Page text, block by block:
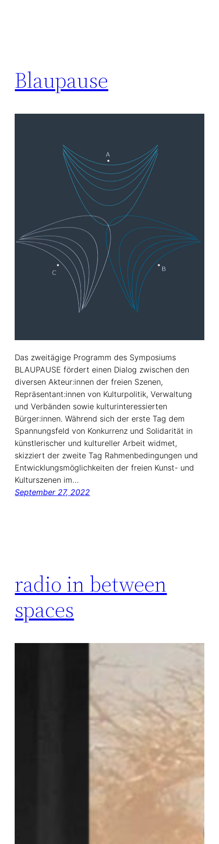
Blau­pause
Das zweitägige Programm des Symposiums
BLAUPAUSE fördert einen Dialog zwischen den
diversen Akteur:innen der freien Szenen,
Repräsentant:innen von Kulturpolitik, Verwaltung
und Verbänden sowie kulturinteressierten
Bürger:innen. Während sich der erste Tag dem
Spannungsfeld von Konkurrenz und Solidarität in
künstlerischer und kultureller Arbeit widmet,
skizziert der zweite Tag Rahmenbedingungen und
Entwicklungsmöglichkeiten der freien Kunst- und
Kulturszenen im…
September 27, 2022
radio in between
spaces